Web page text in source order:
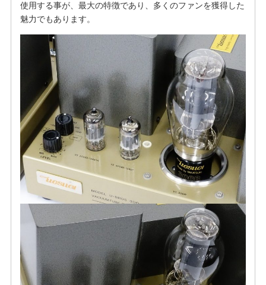
使用する事が、最大の特徴であり、多くのファンを獲得した
魅力でもあります。